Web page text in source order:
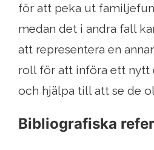
för att peka ut
medan det i andra fall
att representera en
roll för att införa ett nytt
och hjälpa till att se de
Bibliografiska